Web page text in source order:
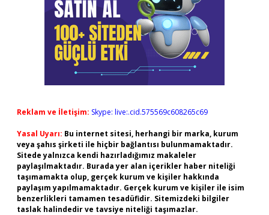
Reklam ve İletişim: Skype: live:.cid.575569c608265c69
Yasal Uyarı: Bu internet sitesi, herhangi bir marka, kurum
veya şahıs şirketi ile hiçbir bağlantısı bulunmamaktadır.
Sitede yalnızca kendi hazırladığımız makaleler
paylaşılmaktadır. Burada yer alan içerikler haber niteliği
taşımamakta olup, gerçek kurum ve kişiler hakkında
paylaşım yapılmamaktadır. Gerçek kurum ve kişiler ile isim
benzerlikleri tamamen tesadüfidir. Sitemizdeki bilgiler
taslak halindedir ve tavsiye niteliği taşımazlar.